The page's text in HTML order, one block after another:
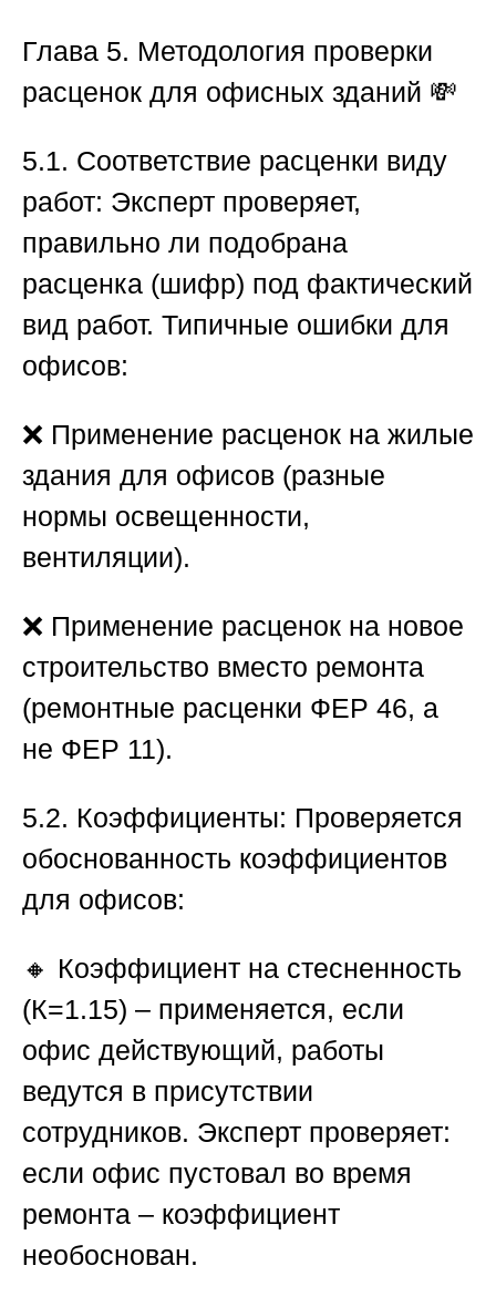
Глава 5. Методология проверки
расценок для офисных зданий 💸
5.1. Соответствие расценки виду
работ: Эксперт проверяет,
правильно ли подобрана
расценка (шифр) под фактический
вид работ. Типичные ошибки для
офисов:
❌ Применение расценок на жилые
здания для офисов (разные
нормы освещенности,
вентиляции).
❌ Применение расценок на новое
строительство вместо ремонта
(ремонтные расценки ФЕР 46, а
не ФЕР 11).
5.2. Коэффициенты: Проверяется
обоснованность коэффициентов
для офисов:
🔸 Коэффициент на стесненность
(К=1.15) – применяется, если
офис действующий, работы
ведутся в присутствии
сотрудников. Эксперт проверяет:
если офис пустовал во время
ремонта – коэффициент
необоснован.